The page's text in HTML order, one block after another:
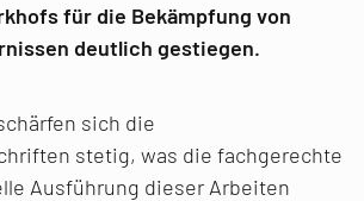
für die Bekämpfung von
deutlich gestiegen.
sich die
stetig, was die fachgerechte
Ausführung dieser Arbeiten